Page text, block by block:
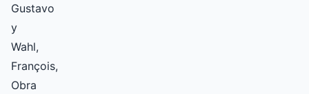
Gustavo
y
Wahl,
François,
Obra